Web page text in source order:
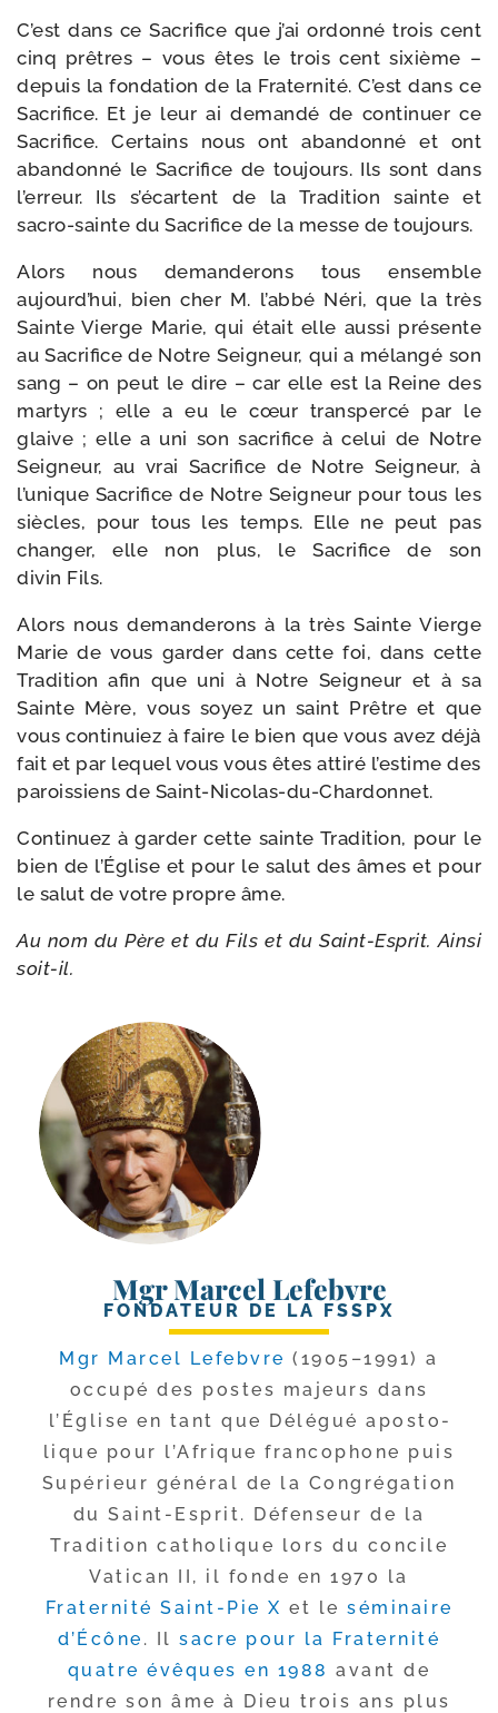
C’est dans ce Sacrifice que j’ai ordon­né trois cent
cinq prêtres – vous êtes le trois cent sixième –
depuis la fon­da­tion de la Fraternité. C’est dans ce
Sacrifice. Et je leur ai deman­dé de conti­nuer ce
Sacrifice. Certains nous ont aban­don­né et ont
aban­don­né le Sacrifice de tou­jours. Ils sont dans
l’erreur. Ils s’écartent de la Tradition sainte et
sacro-​sainte du Sacrifice de la messe de toujours.
Alors nous deman­de­rons tous ensemble
aujourd’hui, bien cher M. l’abbé Néri, que la très
Sainte Vierge Marie, qui était elle aus­si pré­sente
au Sacrifice de Notre Seigneur, qui a mélan­gé son
sang – on peut le dire – car elle est la Reine des
mar­tyrs ; elle a eu le cœur trans­per­cé par le
glaive ; elle a uni son sacri­fice à celui de Notre
Seigneur, au vrai Sacrifice de Notre Seigneur, à
l’unique Sacrifice de Notre Seigneur pour tous les
siècles, pour tous les temps. Elle ne peut pas
chan­ger, elle non plus, le Sacrifice de son
divin Fils.
Alors nous deman­de­rons à la très Sainte Vierge
Marie de vous gar­der dans cette foi, dans cette
Tradition afin que uni à Notre Seigneur et à sa
Sainte Mère, vous soyez un saint Prêtre et que
vous conti­nuiez à faire le bien que vous avez déjà
fait et par lequel vous vous êtes atti­ré l’estime des
parois­siens de Saint-Nicolas-du-Chardonnet.
Continuez à gar­der cette sainte Tradition, pour le
bien de l’Église et pour le salut des âmes et pour
le salut de votre propre âme.
Au nom du Père et du Fils et du Saint-​Esprit. Ainsi
soit-il.
Mgr Marcel Lefebvre
FONDATEUR DE LA FSSPX
Mgr Marcel Lefebvre (1905–1991) a
occu­pé des postes majeurs dans
l’Église en tant que Délégué apos­to­
lique pour l’Afrique fran­co­phone puis
Supérieur géné­ral de la Congrégation
du Saint-​Esprit. Défenseur de la
Tradition catho­lique lors du concile
Vatican II, il fonde en 1970 la
Fraternité Saint-​Pie X et le sémi­naire
d’Écône . Il sacre pour la Fraternité
quatre évêques en 1988 avant de
rendre son âme à Dieu trois ans plus